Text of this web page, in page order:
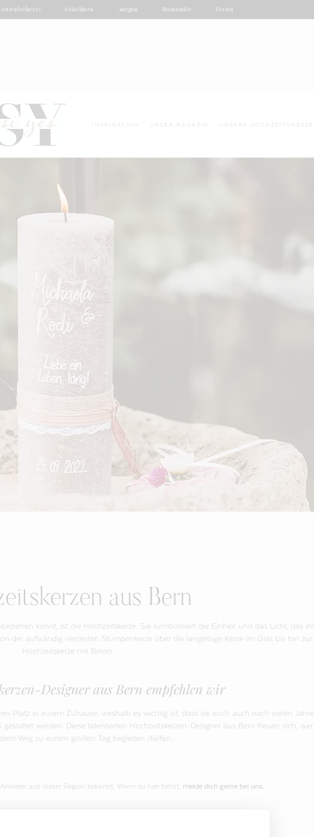
Solothurn Aargau Romandie Tessin
INSPIRATION UNSER MAGAZIN UNSERE
aus Bern
könnt, ist die Hochzeitskerze. Sie symbolisiert die Einheit und das Licht, das
der aufwändig verzierten Stumpenkerze über die langlebige Kerze im Glas bis hin
Hochzeitskerze mit Beton.
Designer aus Bern empfehlen wir
Platz in eurem Zuhause, weshalb es wichtig ist, dass sie euch auch nach vielen
werden. Diese talentierten Hochzeitskerzen-Designer aus Bern freuen sich,
Weg zu eurem großen Tag begleiten dürfen.
aus dieser Region bekannt. Wenn du hier fehlst, melde dich gerne bei uns.